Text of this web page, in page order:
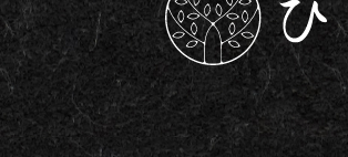
東京都板橋区で仕出